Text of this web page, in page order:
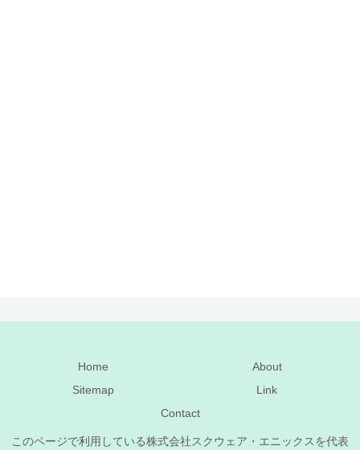
Home
About
Sitemap
Link
Contact
このページで利用している株式会社スクウェア・エニックスを代表